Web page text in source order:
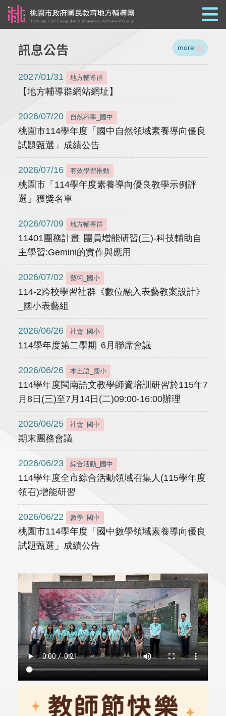
訊息公告 more
2027/01/31 地方輔導群
【地方輔導群網站網址】
2026/07/20 自然科學_國中
桃園市114學年度「國中自然領域素養導向優良
試題甄選」成績公告
2026/07/16 有效學習推動
桃園市「114學年度素養導向優良教學示例評
選」獲獎名單
2026/07/09 地方輔導群
11401團務計畫 團員增能研習(三)-科技輔助自
主學習:Gemini的實作與應用
2026/07/02 藝術_國小
114-2跨校學習社群《數位融入表藝教案設計》
_國小表藝組
2026/06/26 社會_國小
114學年度第二學期 6月聯席會議
2026/06/26 本土語_國小
114學年度閩南語文教學師資培訓研習於115年7
月8日(三)至7月14日(二)09:00-16:00辦理
2026/06/25 社會_國中
期末團務會議
2026/06/23 綜合活動_國中
114學年度全市綜合活動領域召集人(115學年度
領召)增能研習
2026/06/22 數學_國中
桃園市114學年度「國中數學領域素養導向優良
試題甄選」成績公告